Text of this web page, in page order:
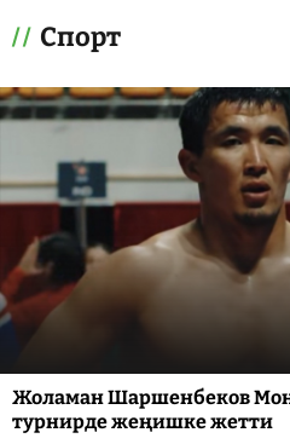
Спорт
Жоламан Шаршенбеков
турнирде жеңишке жетти